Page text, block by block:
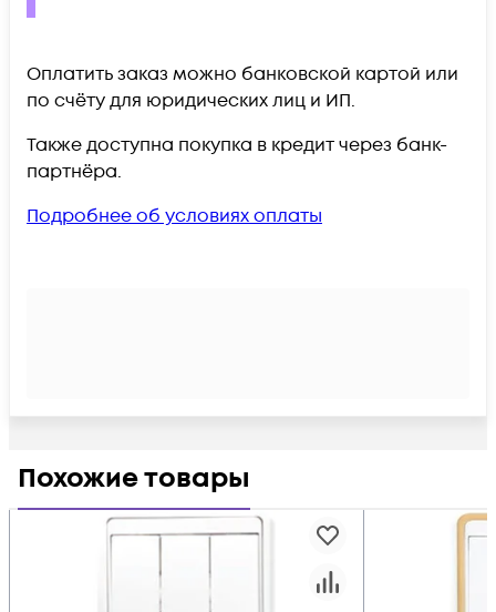
Оплатить заказ можно банковской картой или
по счёту для юридических лиц и ИП.
Также доступна покупка в кредит через банк-
партнёра.
Подробнее об условиях оплаты
Похожие товары